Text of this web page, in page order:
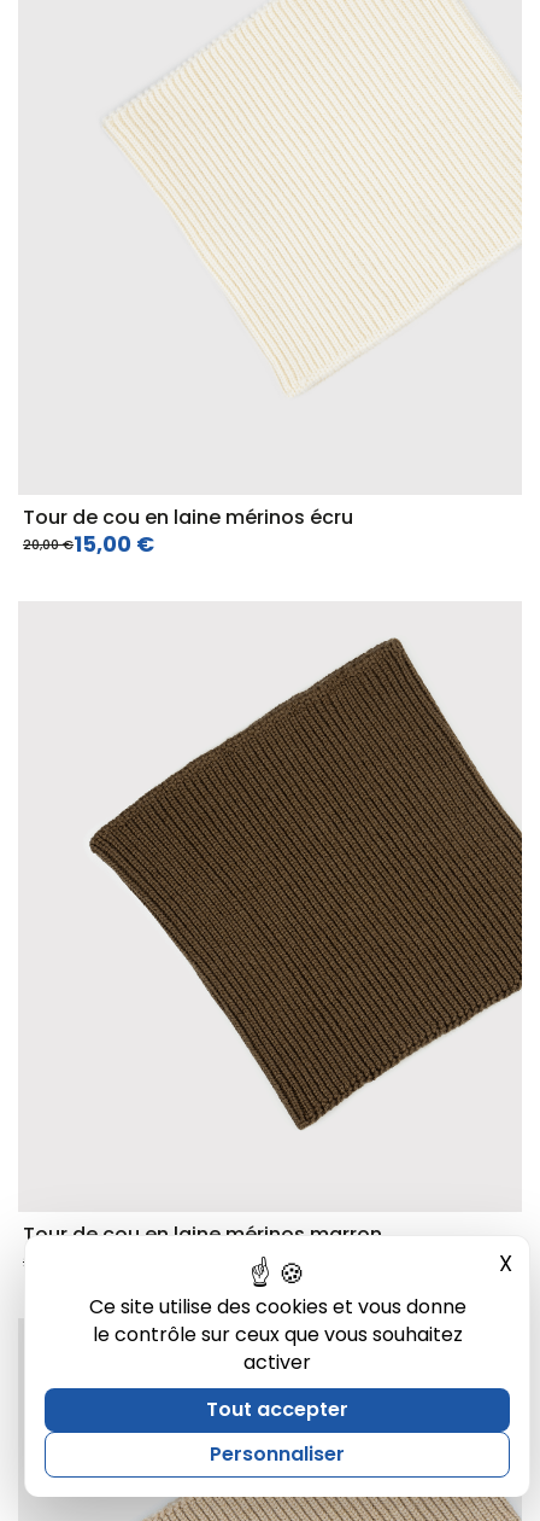
Ce site utilise des cookies et vous donne
le contrôle sur ceux que vous souhaitez
activer
Tout accepter
Personnaliser
X
Tour de cou en laine mérinos écru
20,00 €15,00 €
Tour de cou en laine mérinos marron
20,00 €